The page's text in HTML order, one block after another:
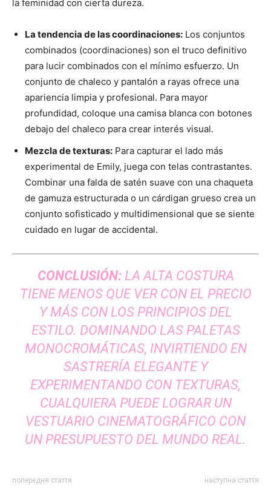
la feminidad con cierta dureza.
La tendencia de las coordinaciones: Los conjuntos
combinados (coordinaciones) son el truco definitivo
para lucir combinados con el mínimo esfuerzo. Un
conjunto de chaleco y pantalón a rayas ofrece una
apariencia limpia y profesional. Para mayor
profundidad, coloque una camisa blanca con botones
debajo del chaleco para crear interés visual.
Mezcla de texturas: Para capturar el lado más
experimental de Emily, juega con telas contrastantes.
Combinar una falda de satén suave con una chaqueta
de gamuza estructurada o un cárdigan grueso crea un
conjunto sofisticado y multidimensional que se siente
cuidado en lugar de accidental.
CONCLUSIÓN:LA ALTA COSTURA
TIENE MENOS QUE VER CON EL PRECIO
Y MÁS CON LOS PRINCIPIOS DEL
ESTILO. DOMINANDO LAS PALETAS
MONOCROMÁTICAS, INVIRTIENDO EN
SASTRERÍA ELEGANTE Y
EXPERIMENTANDO CON TEXTURAS,
CUALQUIERA PUEDE LOGRAR UN
VESTUARIO CINEMATOGRÁFICO CON
UN PRESUPUESTO DEL MUNDO REAL.
попередня стаття наступна стаття